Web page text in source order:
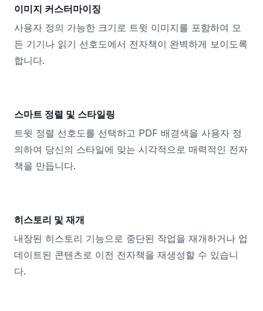
이미지 커스터마이징
사용자 정의 가능한 크기로 트윗 이미지를 포함하여 모
든 기기나 읽기 선호도에서 전자책이 완벽하게 보이도록
합니다.
스마트 정렬 및 스타일링
트윗 정렬 선호도를 선택하고 PDF 배경색을 사용자 정
의하여 당신의 스타일에 맞는 시각적으로 매력적인 전자
책을 만듭니다.
히스토리 및 재개
내장된 히스토리 기능으로 중단된 작업을 재개하거나 업
데이트된 콘텐츠로 이전 전자책을 재생성할 수 있습니
다.